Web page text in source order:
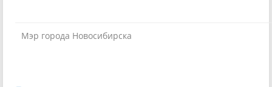
Мэр города Новосибирска